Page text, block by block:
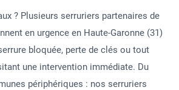
? Plusieurs serruriers partenaires de
en urgence en Haute-Garonne (31)
bloquée, perte de clés ou tout
une intervention immédiate. Du
périphériques : nos serruriers